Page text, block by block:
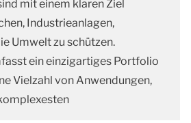
mit einem klaren Ziel
Industrieanlagen,
Umwelt zu schützen.
ein einzigartiges Portfolio
Vielzahl von Anwendungen,